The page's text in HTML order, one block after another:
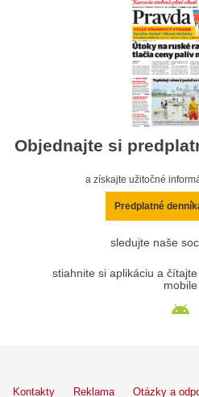
Objednajte si
a získajte užitočné
Predplatné
sledujte naše
stiahnite si aplikáciu a
mobile
Kontakty Reklama Otázky a